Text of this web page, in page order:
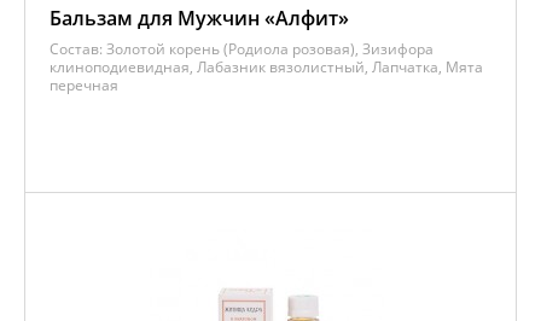
Бальзам для Мужчин «Алфит»
Состав: Золотой корень (Родиола розовая), Зизифора
клиноподиевидная, Лабазник вязолистный, Лапчатка, Мята
перечная